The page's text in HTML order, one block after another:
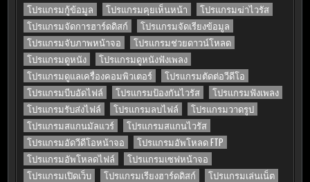
โปรแกรมกู้ข้อมูล
โปรแกรมคุยเห็นหน้า
โปรแกรมฆ่าไวรัส
โปรแกรมจัดการฮาร์ดดิสก์
โปรแกรมจัดเรียงข้อมูล
โปรแกรมจับภาพหน้าจอ
โปรแกรมช่วยดาวน์โหลด
โปรแกรมดูหนัง
โปรแกรมดูหนังฟังเพลง
โปรแกรมดูแลเครื่องคอมพิวเตอร์
โปรแกรมตัดต่อวีดีโอ
โปรแกรมบีบอัดไฟล์
โปรแกรมป้องกันไวรัส
โปรแกรมฟังเพลง
โปรแกรมรับส่งไฟล์
โปรแกรมลบไฟล์
โปรแกรมวาดรูป
โปรแกรมสแกนมัลแวร์
โปรแกรมสแกนไวรัส
โปรแกรมอัดวีดีโอหน้าจอ
โปรแกรมอัพโหลด FTP
โปรแกรมอัพโหลดไฟล์
โปรแกรมเซฟหน้าจอ
โปรแกรมเปิดเว็บ
โปรแกรมเรียงฮาร์ดดิสก์ โปรแกรมเล่นเน็ต